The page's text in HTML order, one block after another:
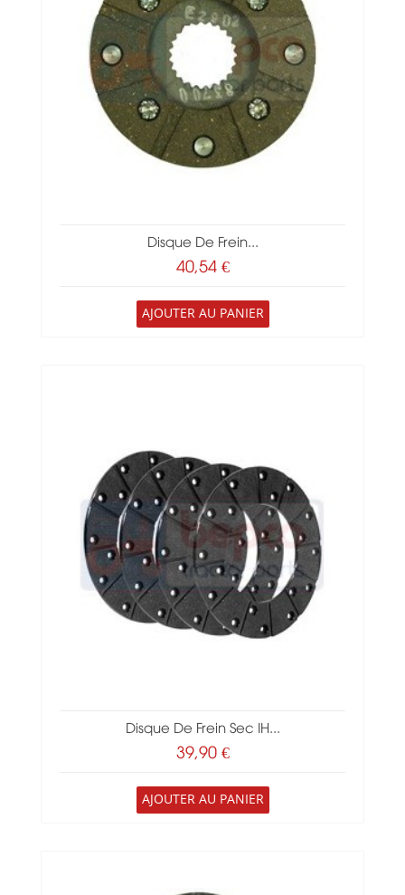
Disque De Frein...
40,54 €
AJOUTER AU PANIER
Disque De Frein Sec IH...
39,90 €
AJOUTER AU PANIER